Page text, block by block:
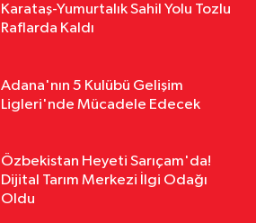
Karataş-Yumurtalık Sahil Yolu Tozlu
Raflarda Kaldı
Adana'nın 5 Kulübü Gelişim
Ligleri'nde Mücadele Edecek
Özbekistan Heyeti Sarıçam'da!
Dijital Tarım Merkezi İlgi Odağı
Oldu